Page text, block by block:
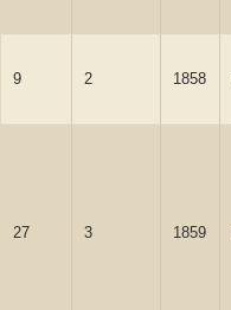
9 2 1858
27 3 1859